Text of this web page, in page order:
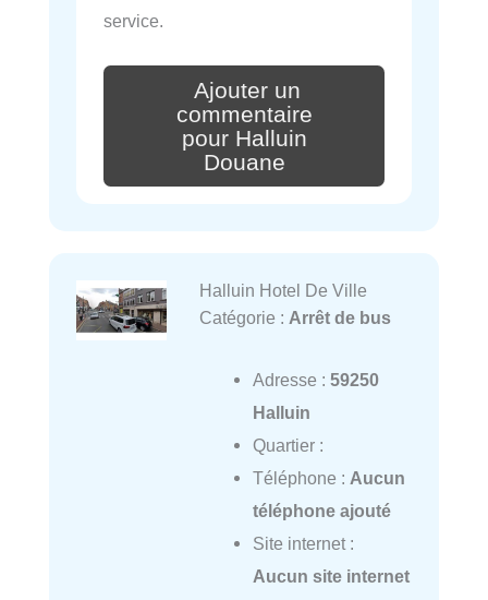
service.
Ajouter un
commentaire
pour Halluin
Douane
Halluin Hotel De Ville
Catégorie : Arrêt de bus
Adresse : 59250
Halluin
Quartier :
Téléphone : Aucun
téléphone ajouté
Site internet :
Aucun site internet